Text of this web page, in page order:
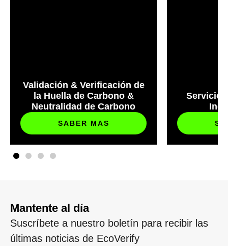
Validación & Verificación de
la Huella de Carbono &
Neutralidad de Carbono
SABER MAS
Mantente al día
Suscríbete a nuestro boletín para recibir las
últimas noticias de EcoVerify